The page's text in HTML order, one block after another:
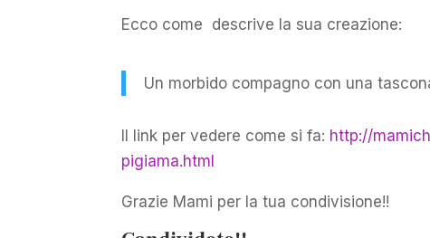
Ecco come descrive la sua creazione:
Un morbido compagno con una
Il link per vedere come si fa: http://
pigiama.html
Grazie Mami per la tua condivisione!!